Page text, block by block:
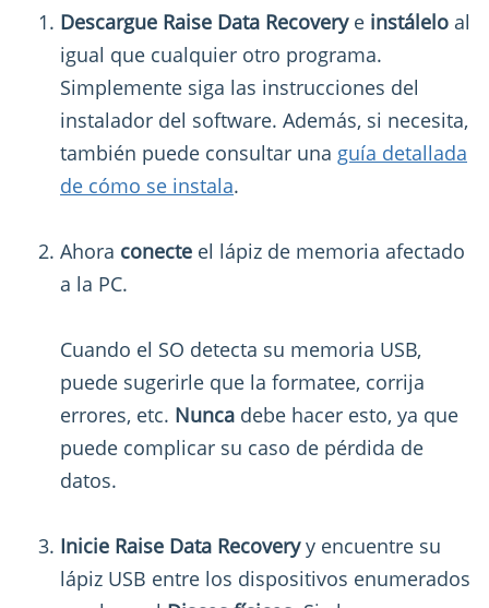
Descargue Raise Data Recoverye instálelo al
igual que cualquier otro programa.
Simplemente siga las instrucciones del
instalador del software. Además, si necesita,
también puede consultar una guía detallada
de cómo se instala.
Ahora conecte el lápiz de memoria afectado
a la PC.
Cuando el SO detecta su memoria USB,
puede sugerirle que la formatee, corrija
errores, etc. Nunca debe hacer esto, ya que
puede complicar su caso de pérdida de
datos.
Inicie Raise Data Recoveryy encuentre su
lápiz USB entre los dispositivos enumerados